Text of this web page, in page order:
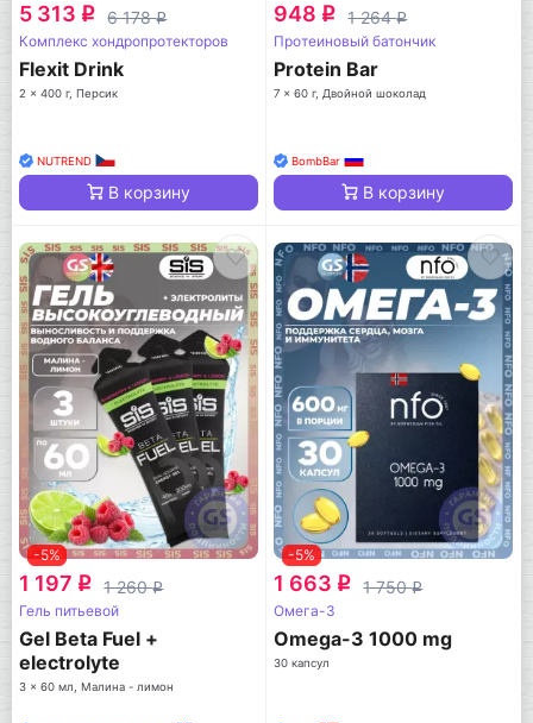
5 313 q 6 178q
Комплекс хондропротекторов
Flexit Drink
2 x 400 г, Персик
NUTREND
В корзину
948 q 1 264q
Протеиновый батончик
Protein Bar
7 x 60 г, Двойной шоколад
BombBar
В корзину
-5%
1 197 q 1 260q
Гель питьевой
Gel Beta Fuel +
electrolyte
3 x 60 мл, Малина - лимон
-5%
1 663 q 1 750q
Омега-3
Omega-3 1000 mg
30 капсул